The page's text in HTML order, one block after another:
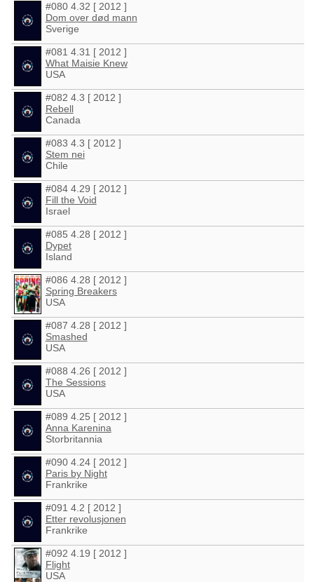
#080 4.32 [ 2012 ]
Dom over død mann
Sverige
#081 4.31 [ 2012 ]
What Maisie Knew
USA
#082 4.3 [ 2012 ]
Rebell
Canada
#083 4.3 [ 2012 ]
Stem nei
Chile
#084 4.29 [ 2012 ]
Fill the Void
Israel
#085 4.28 [ 2012 ]
Dypet
Island
#086 4.28 [ 2012 ]
Spring Breakers
USA
#087 4.28 [ 2012 ]
Smashed
USA
#088 4.26 [ 2012 ]
The Sessions
USA
#089 4.25 [ 2012 ]
Anna Karenina
Storbritannia
#090 4.24 [ 2012 ]
Paris by Night
Frankrike
#091 4.2 [ 2012 ]
Etter revolusjonen
Frankrike
#092 4.19 [ 2012 ]
Flight
USA